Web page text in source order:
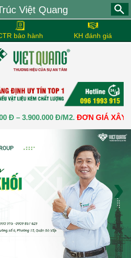
Việt Quang
bảo hành KH đánh giá
Đ/M2.ĐƠN GIÁ XÂY DỰNG
›